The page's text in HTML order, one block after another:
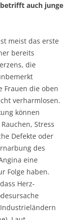
auch junge
meist das erste
bereits
die
Frauen die oben
verharmlosen.
können
Stress
Defekte oder
des
eine
Folge haben.
Herz-